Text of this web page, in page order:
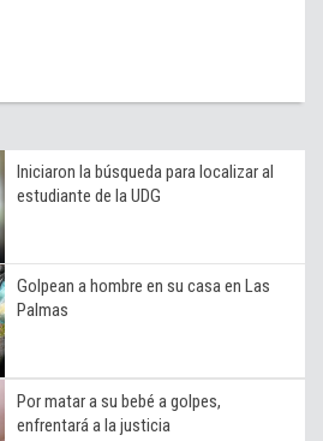
Iniciaron la búsqueda para localizar al
estudiante de la UDG
Golpean a hombre en su casa en Las
Palmas
Por matar a su bebé a golpes,
enfrentará a la justicia